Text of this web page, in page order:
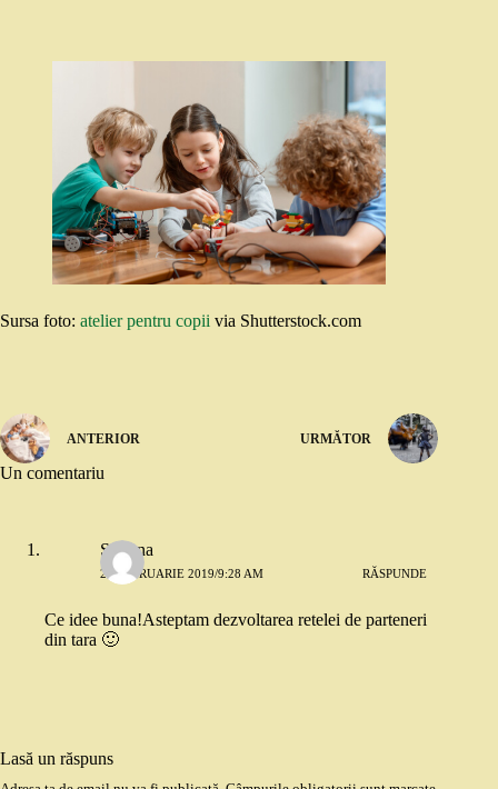
Sursa foto: atelier pentru copii via Shutterstock.com
ANTERIOR URMĂTOR
Un comentariu
Simona
26 FEBRUARIE 2019/9:28 AM RĂSPUNDE
Ce idee buna!Asteptam dezvoltarea retelei de parteneri
din tara 🙂
Lasă un răspuns